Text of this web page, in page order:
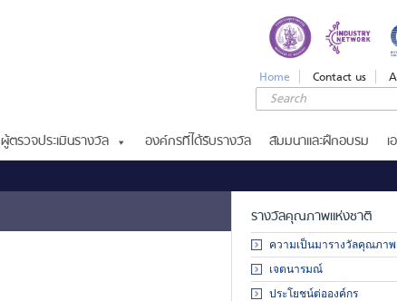
Home Contact us
ผู้ตรวจประเมินรางวัล องค์กรที่ได้รับรางวัล สัมมนาและฝึกอบรม
รางวัลคุณภาพแห่งชาติ
ความเป็นมารางวัลคุณภา
เจตนารมณ์
ประโยชน์ต่อองค์กร